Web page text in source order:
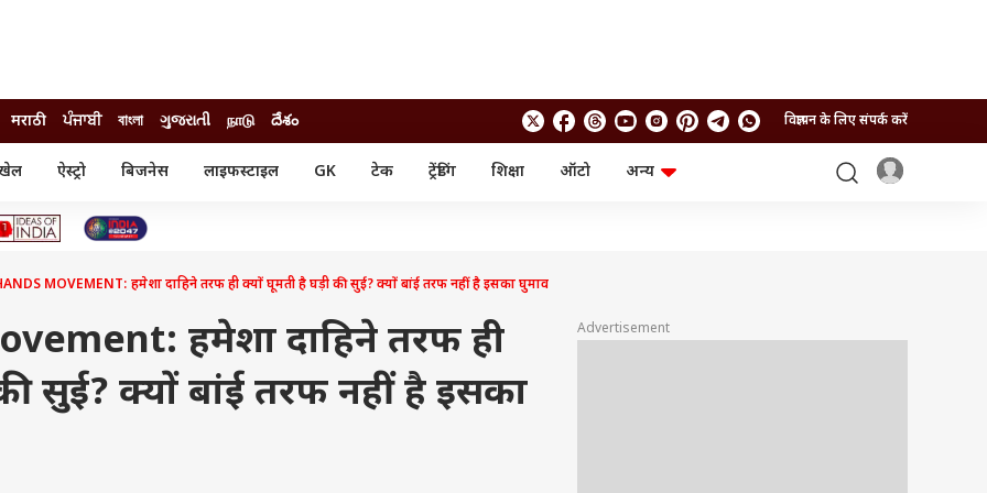
मराठी ਪੰਜਾਬੀ বাংলা ગુજરાતી நாடு దేశం विज्ञापन के लिए संपर्क करें
ऐस्ट्रो बिजनेस लाइफस्टाइल GK टेक ट्रेंडिंग शिक्षा ऑटो
अन्य
सिनेमा
म्यूचुअल फंड्स
आईपीओ
मोबाइल
गैजेट
रिजल्ट
नौकरी
वेब स्टोरीज
यूटिलिटी न्यूज़
MOVEMENT: हमेशा दाहिने तरफ ही क्यों घूमती है घड़ी की सुई? क्यों बांई तरफ नहीं है इसका घुमाव
हमेशा दाहिने तरफ ही
सुई? क्यों बांई तरफ नहीं है इसका
Advertisement